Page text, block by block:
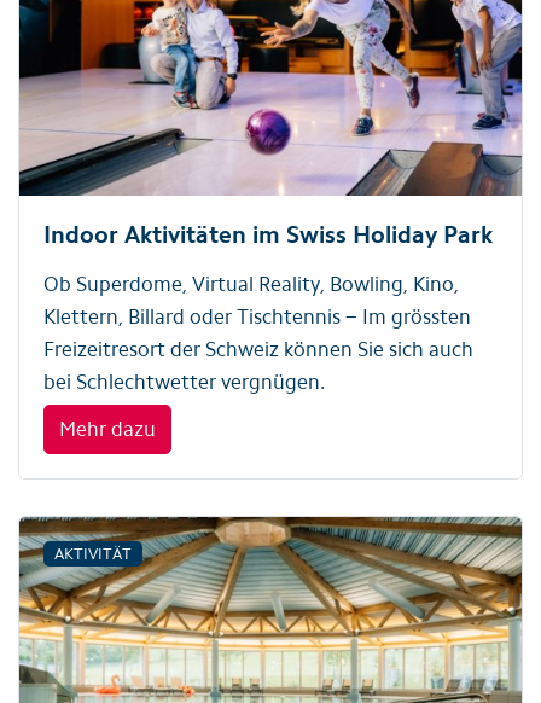
Indoor Aktivitäten im Swiss Holiday Park
Ob Superdome, Virtual Reality, Bowling, Kino,
Klettern, Billard oder Tischtennis ‒ Im grössten
Freizeitresort der Schweiz können Sie sich auch
bei Schlechtwetter vergnügen.
Mehr dazu
AKTIVITÄT